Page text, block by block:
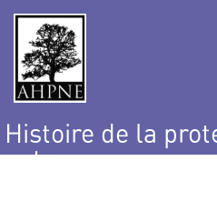
Histoire de la
nature